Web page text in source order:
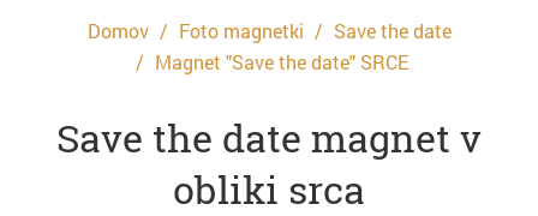
Dostava in plačilo
Kontakt
Domov Foto magnetki
Save the date
Magnet "Save the date" SRCE
Save the date magnet v
obliki srca